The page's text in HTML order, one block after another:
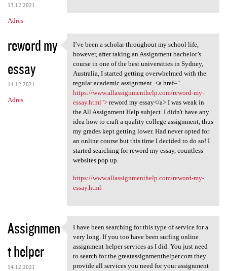
13.12.2021
Adres
reword my
essay
14.12.2021
Adres
I’ve been a scholar
I’ve been a scholar throughout my school life,
however, after taking an Assignment bachelor’s
course in one of the best universities in Sydney,
Australia, I started getting overwhelmed with the
regular academic assignment. <a href="
https://www.allassignmenthelp.com/reword-my-
essay.html">reword my essay</a> I was weak in
the All Assignment Help subject. I didn't have any
idea how to craft a quality college assignment, thus
my grades kept getting lower. Had never opted for
an online course but this time I decided to do so! I
started searching for reword my essay, countless
websites pop up.
https://www.allassignmenthelp.com/reword-my-
essay.html
Assignmen
t helper
14.12.2021
I have been searching for
I have been searching for this type of service for a
very long. If you too have been surfing online
assignment helper services as I did. You just need
to search for the greatassignmenthelper.com they
provide all services you need for your assignment